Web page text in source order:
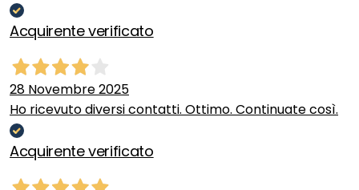
Acquirente verificato
28 Novembre 2025
Ho ricevuto diversi contatti. Ottimo. Continuate così.
Acquirente verificato